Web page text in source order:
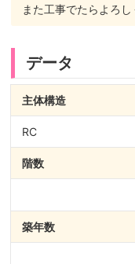
また工事でたらよろし
データ
主体構造
RC
階数
築年数